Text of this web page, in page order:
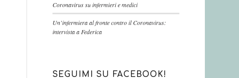
Coronavirus su infermieri e medici
Un’infermiera al fronte contro il Coronavirus:
intervista a Federica
SEGUIMI SU FACEBOOK!